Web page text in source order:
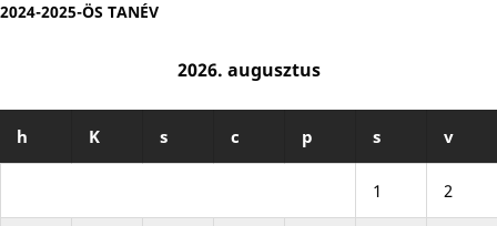
2024-2025-ÖS TANÉV
2026. augusztus
h K s c p s v
1 2